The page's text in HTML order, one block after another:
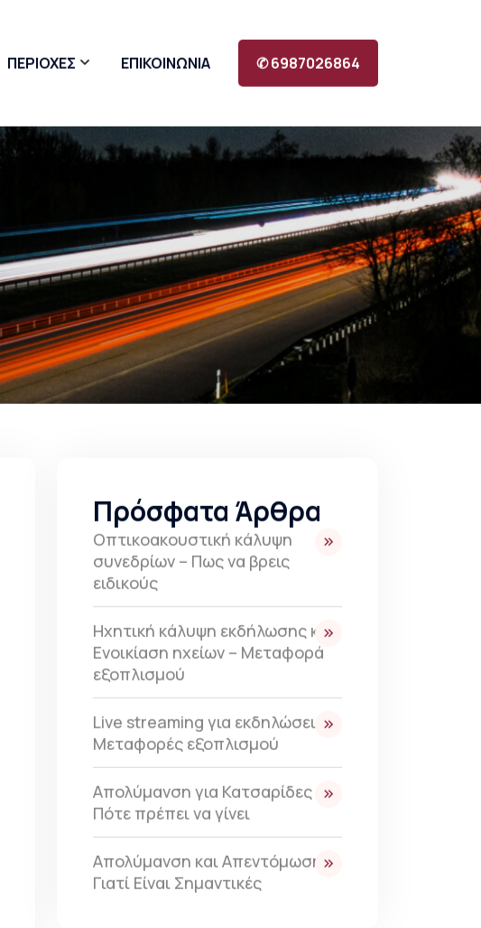
ΠΕΡΙΟΧΕΣ ΕΠΙΚΟΙΝΩΝΙΑ ✆ 6987026864
Πρόσφατα Άρθρα
Οπτικοακουστική κάλυψη
συνεδρίων – Πως να βρεις
ειδικούς
Ηχητική κάλυψη εκδήλωσης και
Ενοικίαση ηχείων – Μεταφορά
εξοπλισμού
Live streaming για εκδηλώσεις –
Μεταφορές εξοπλισμού
Απολύμανση για Κατσαρίδες –
Πότε πρέπει να γίνει
Απολύμανση και Απεντόμωση:
Γιατί Είναι Σημαντικές